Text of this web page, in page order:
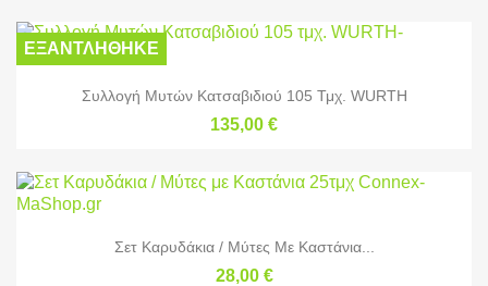
Συλλογή Μυτών Κατσαβιδιού 105 Τμχ. WURTH
135,00 €
ΕΞΑΝΤΛΉΘΗΚΕ
Σετ Καρυδάκια / Μύτες Με Καστάνια...
28,00 €